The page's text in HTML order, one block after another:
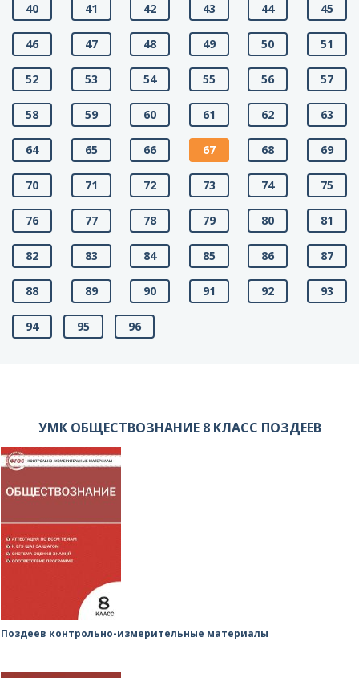
40 41 42 43 44 45
46 47 48 49 50 51
52 53 54 55 56 57
58 59 60 61 62 63
64 65 66 67 68 69
70 71 72 73 74 75
76 77 78 79 80 81
82 83 84 85 86 87
88 89 90 91 92 93
94 95 96
УМК ОБЩЕСТВОЗНАНИЕ 8 КЛАСС ПОЗДЕЕВ
Поздеев контрольно-измерительные материалы